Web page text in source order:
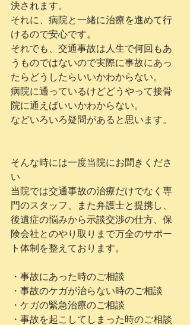
決されます。
それに、病院と一緒に治療を進めて行
けるので安心です。
それでも、交通事故は人生で何回もあ
うものではないので実際に事故にあっ
たらどうしたらいいかわからない。
病院に通っているけどどうやって接骨
院に通えばいいかわからない。
などいろいろ疑問があると思います。
そんな時には一度当院にお聞きくださ
い
当院では交通事故の治療だけでなく専
門のスタッフ、また弁護士と提携し、
後遺症の悩みから示談交渉の仕方、保
険会社とのやり取りまで万全のサポー
ト体制を整えております。
・事故にあった時のご相談
・事故のケガが治らない時のご相談
・ケガの緊急治療のご相談
・事故を起こしてしまった時のご相談